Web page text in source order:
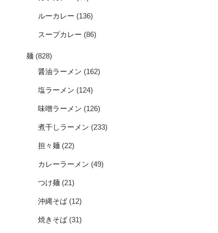
ルーカレー (136)
スープカレー (86)
麺 (828)
醤油ラーメン (162)
塩ラーメン (124)
味噌ラーメン (126)
煮干しラーメン (233)
担々麺 (22)
カレーラーメン (49)
つけ麺 (21)
沖縄そば(12)
焼きそば(31)